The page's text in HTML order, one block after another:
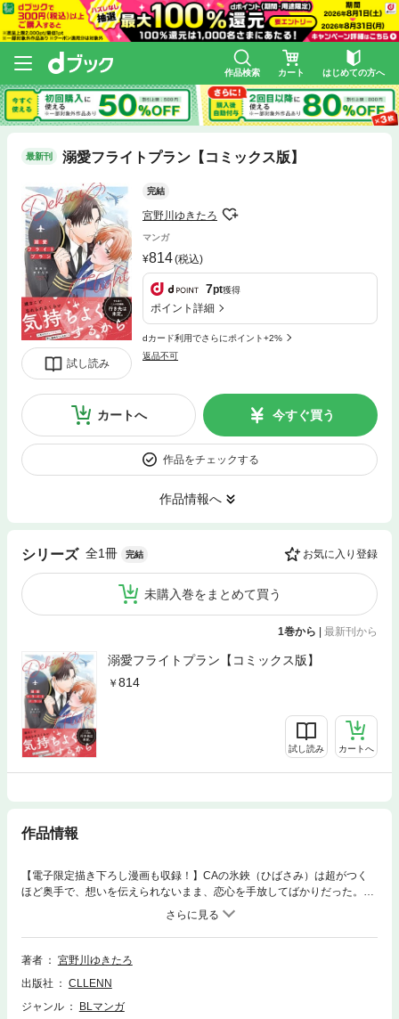
作品検索 カート はじめての方へ
最新刊 溺愛フライトプラン【コミックス版】
試し読み
完結
宮野川ゆきたろ
マンガ
814(税込)
7pt獲得
ポイント詳細
dカード利用でさらにポイント+2%
返品不可
カートへ 今すぐ買う
作品をチェックする
作品情報へ
シリーズ 全1冊 完結 お気に入り登録
未購入巻をまとめて買う
1巻から | 最新刊から
溺愛フライトプラン【コミックス版】
814
試し読み カートへ
作品情報
【電子限定描き下ろし漫画も収録！】CAの氷鋏（ひばさみ）は超がつく
ほど奥手で、想いを伝えられないまま、恋心を手放してばかりだった。後
輩への想いが散ったある日、「自分を変えたい」とゲイバーへ足を運ぶ。
そこには同期で人気者のパイロット・紙枝（かみえだ）の姿が！思わぬ出
会いに心が揺れる一方で、失恋の痛みに震える氷鋏の身体を、紙枝は優し
く抱きしめる。あたたかな腕に包まれ、触れ合う唇に戸惑いながらも、そ
ーキをかけてしまって――イケメンパイロットと奥手なCA。揺れる気持
ちが空へと舞い上がる、もどかしいフライトラブストーリー！◆収録内容
著者
宮野川ゆきたろ
出版社
CLLENN
ジャンル
BLマンガ